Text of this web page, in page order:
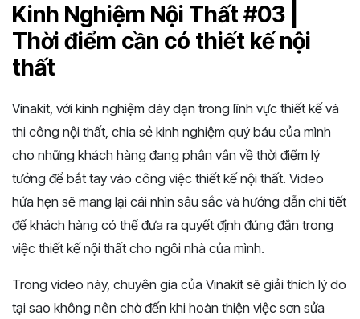
Kinh Nghiệm Nội Thất #03 |
Thời điểm cần có thiết kế nội
thất
Vinakit, với kinh nghiệm dày dạn trong lĩnh vực thiết kế và
thi công nội thất, chia sẻ kinh nghiệm quý báu của mình
cho những khách hàng đang phân vân về thời điểm lý
tưởng để bắt tay vào công việc thiết kế nội thất. Video
hứa hẹn sẽ mang lại cái nhìn sâu sắc và hướng dẫn chi tiết
để khách hàng có thể đưa ra quyết định đúng đắn trong
việc thiết kế nội thất cho ngôi nhà của mình.
Trong video này, chuyên gia của Vinakit sẽ giải thích lý do
tại sao không nên chờ đến khi hoàn thiện việc sơn sửa